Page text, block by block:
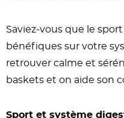
Saviez-vous que le
bénéfiques sur votre
retrouver calme et
baskets et on aide son
Sport et système